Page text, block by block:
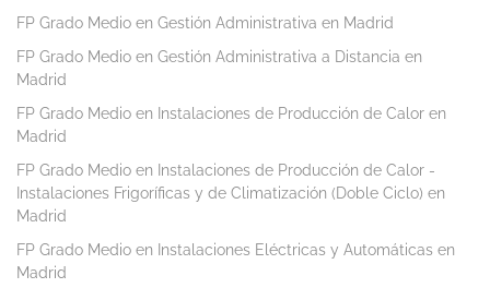
FP Grado Medio en Gestión Administrativa en Madrid
FP Grado Medio en Gestión Administrativa a Distancia en
Madrid
FP Grado Medio en Instalaciones de Producción de Calor en
Madrid
FP Grado Medio en Instalaciones de Producción de Calor -
Instalaciones Frigoríficas y de Climatización (Doble Ciclo) en
Madrid
FP Grado Medio en Instalaciones Eléctricas y Automáticas en
Madrid